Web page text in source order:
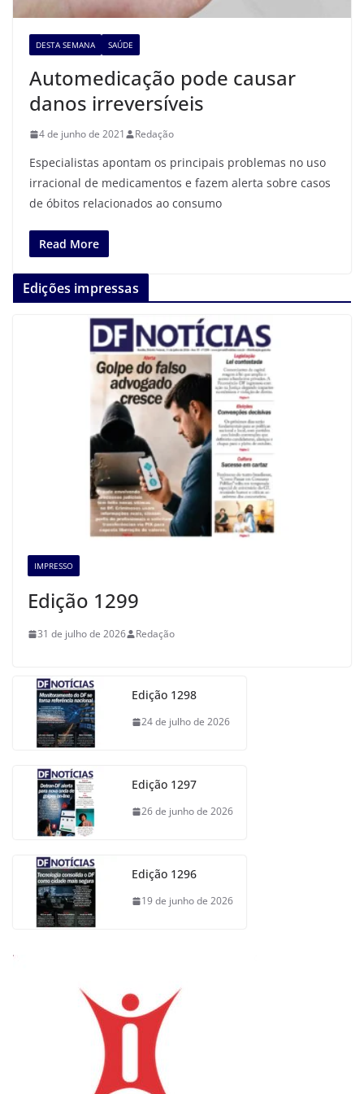
DESTA SEMANA SAÚDE
Automedicação pode causar
danos irreversíveis
4 de junho de 2021 Redação
Especialistas apontam os principais problemas no uso
irracional de medicamentos e fazem alerta sobre casos
de óbitos relacionados ao consumo
Read More
Edições impressas
IMPRESSO
Edição 1299
31 de julho de 2026 Redação
Edição 1298
24 de julho de 2026
Edição 1297
26 de junho de 2026
Edição 1296
19 de junho de 2026